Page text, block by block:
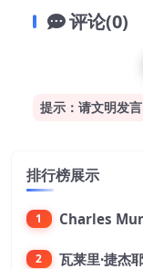
评论(0)
提示：请文明发言
排行榜展示
1
2